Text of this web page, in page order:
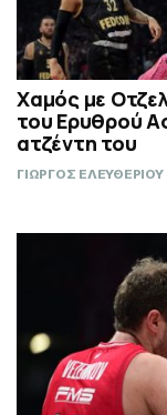
Χαμός με
του Ερυθρού
ατζέντη του
ΓΙΩΡΓΟΣ ΕΛΕΥΘΕΡΙΟΥ